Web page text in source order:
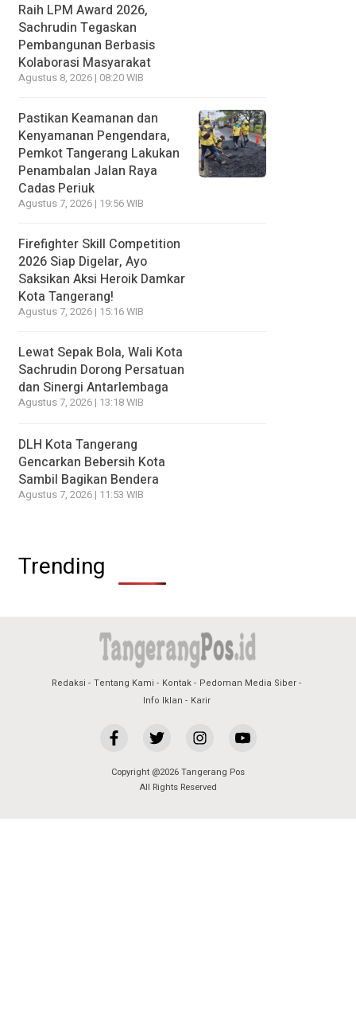
Raih LPM Award 2026,
Sachrudin Tegaskan
Pembangunan Berbasis
Kolaborasi Masyarakat
Agustus 8, 2026 | 08:20 WIB
Pastikan Keamanan dan
Kenyamanan Pengendara,
Pemkot Tangerang Lakukan
Penambalan Jalan Raya
Cadas Periuk
Agustus 7, 2026 | 19:56 WIB
Firefighter Skill Competition
2026 Siap Digelar, Ayo
Saksikan Aksi Heroik Damkar
Kota Tangerang!
Agustus 7, 2026 | 15:16 WIB
Lewat Sepak Bola, Wali Kota
Sachrudin Dorong Persatuan
dan Sinergi Antarlembaga
Agustus 7, 2026 | 13:18 WIB
DLH Kota Tangerang
Gencarkan Bebersih Kota
Sambil Bagikan Bendera
Agustus 7, 2026 | 11:53 WIB
Trending
Redaksi Tentang Kami Kontak
Pedoman Media Siber
Info Iklan
Karir
Copyright @2026 Tangerang Pos
All Rights Reserved